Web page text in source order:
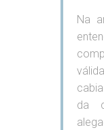
Na
da